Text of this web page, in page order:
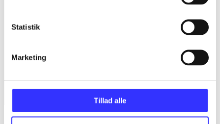
Statistik
Marketing
Tillad alle
Dragon ball Z - extreme butoden